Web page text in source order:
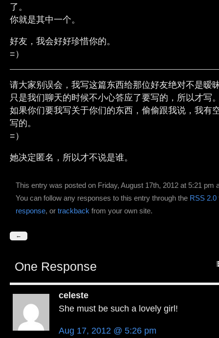
了。
你就是其中一个。
好友，我会好好珍惜你的。
=）
请大家别误会，我写这篇东西给那位好友绝对不是暧
只是我们聊天的时候不小心答应了要写的，所以才写
如果你们要我写关于你们的东西，偷偷跟我说，我有
写的。
=）
她决定匿名，所以才不说是谁。
This entry was posted on Friday, August 17th, 2012 at 5:21 pm
You can follow any responses to this entry through the RSS 2.0
response, or trackback from your own site.
←
One Response
celeste
She must be such a lovely girl!
Aug 17, 2012 @ 5:26 pm